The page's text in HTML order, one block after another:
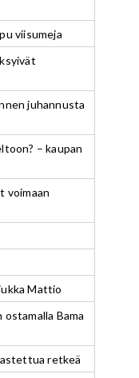
viisumeja
juhannusta
– kaupan
voimaan
Mattio
Bama
retkeä